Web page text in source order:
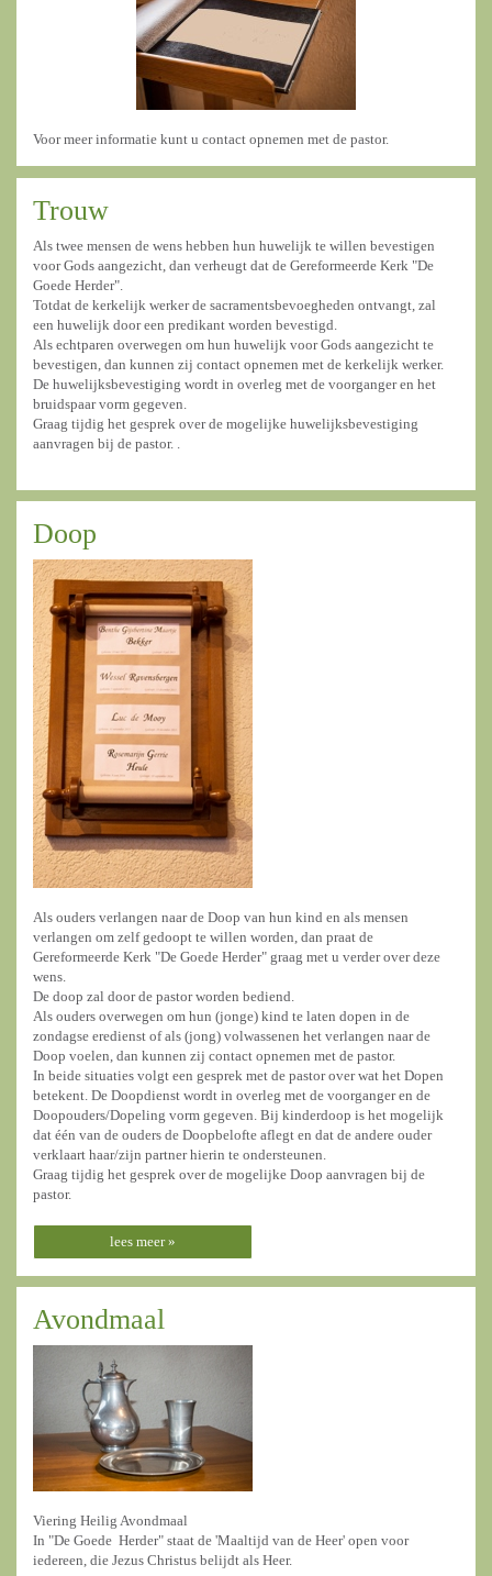
Voor meer informatie kunt u contact opnemen met de pastor.
Trouw
Als twee mensen de wens hebben hun huwelijk te willen bevestigen
voor Gods aangezicht, dan verheugt dat de Gereformeerde Kerk "De
Goede Herder".
Totdat de kerkelijk werker de sacramentsbevoegheden ontvangt, zal
een huwelijk door een predikant worden bevestigd.
Als echtparen overwegen om hun huwelijk voor Gods aangezicht te
bevestigen, dan kunnen zij contact opnemen met de kerkelijk werker.
De huwelijksbevestiging wordt in overleg met de voorganger en het
bruidspaar vorm gegeven.
Graag tijdig het gesprek over de mogelijke huwelijksbevestiging
aanvragen bij de pastor. .
Doop
Als ouders verlangen naar de Doop van hun kind en als mensen
verlangen om zelf gedoopt te willen worden, dan praat de
Gereformeerde Kerk "De Goede Herder" graag met u verder over deze
wens.
De doop zal door de pastor worden bediend.
Als ouders overwegen om hun (jonge) kind te laten dopen in de
zondagse eredienst of als (jong) volwassenen het verlangen naar de
Doop voelen, dan kunnen zij contact opnemen met de pastor.
In beide situaties volgt een gesprek met de pastor over wat het Dopen
betekent. De Doopdienst wordt in overleg met de voorganger en de
Doopouders/Dopeling vorm gegeven. Bij kinderdoop is het mogelijk
dat één van de ouders de Doopbelofte aflegt en dat de andere ouder
verklaart haar/zijn partner hierin te ondersteunen.
Graag tijdig het gesprek over de mogelijke Doop aanvragen bij de
pastor.
lees meer »
Avondmaal
Viering Heilig Avondmaal
In "De Goede Herder" staat de 'Maaltijd van de Heer' open voor
iedereen, die Jezus Christus belijdt als Heer.